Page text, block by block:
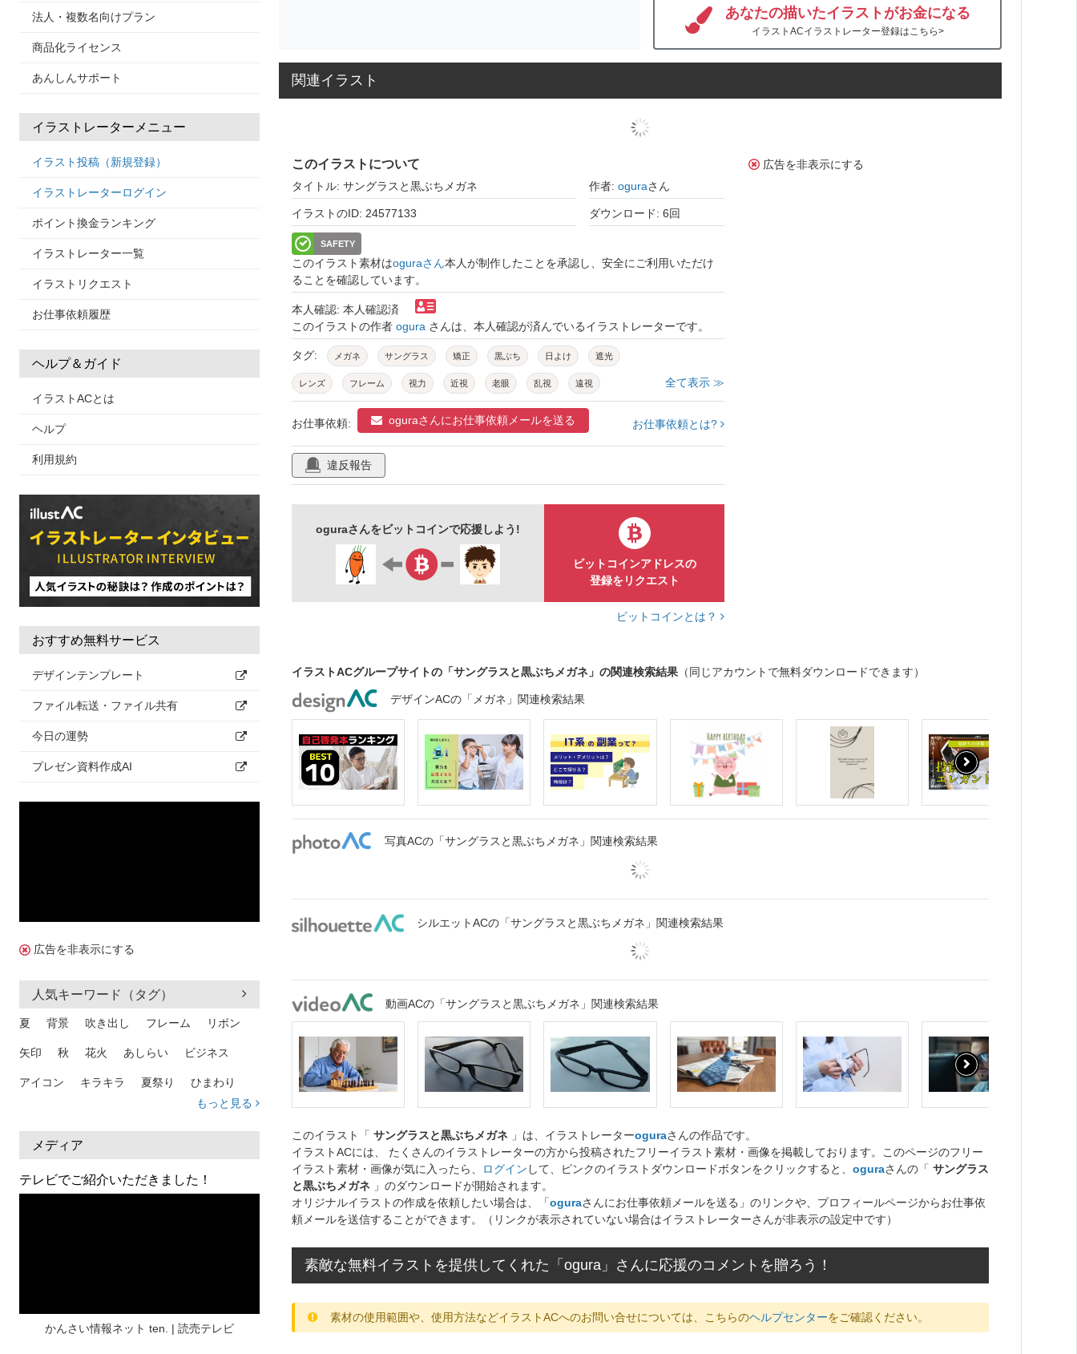
法人・複数名向けプラン
商品化ライセンス
あんしんサポート
イラストレーターメニュー
イラスト投稿（新規登録）
イラストレーターログイン
ポイント換金ランキング
イラストレーター一覧
イラストリクエスト
お仕事依頼履歴
ヘルプ＆ガイド
イラストACとは
ヘルプ
利用規約
おすすめ無料サービス
デザインテンプレート
ファイル転送・ファイル共有
今日の運勢
プレゼン資料作成AI
広告を非表示にする
人気キーワード（タグ）
夏 背景 吹き出し フレーム リボン
矢印 秋 花火 あしらい ビジネス
アイコン キラキラ 夏祭り ひまわり
熱中症
人物 暑中見舞い
日本地図 海
もっと見る
メディア
テレビでご紹介いただきました！
かんさい情報ネット ten. | 読売テレビ
あなたの描いたイラストがお金になる
イラストACイラストレーター登録はこちら>
関連イラスト
このイラストについて
タイトル: サングラスと黒ぶちメガネ 作者: oguraさん
イラストのID: 24577133 ダウンロード: 6回
SAFETY
このイラスト素材はoguraさん本人が制作したことを承認し、安全にご利用いただけ
ることを確認しています。
本人確認: 本人確認済
このイラストの作者 ogura さんは、本人確認が済んでいるイラストレーターです。
タグ: メガネ サングラス 矯正 黒ぶち 日よけ 遮光
レンズ フレーム 視力 近視 老眼 乱視 遠視 全て表示 ≫
お仕事依頼: oguraさんにお仕事依頼メールを送る お仕事依頼とは?
違反報告
oguraさんをビットコインで応援しよう!
ビットコインアドレスの
登録をリクエスト
ビットコインとは？
広告を非表示にする
イラストACグループサイトの「サングラスと黒ぶちメガネ」の関連検索結果 （同じアカウントで無料ダウンロードできます）
デザインACの「メガネ」関連検索結果
写真ACの「サングラスと黒ぶちメガネ」関連検索結果
シルエットACの「サングラスと黒ぶちメガネ」関連検索結果
動画ACの「サングラスと黒ぶちメガネ」関連検索結果
このイラスト「 サングラスと黒ぶちメガネ 」は、イラストレーターoguraさんの作品です。
イラストACには、 たくさんのイラストレーターの方から投稿されたフリーイラスト素材・画像を掲載しております。このページのフリー
イラスト素材・画像が気に入ったら、
ログイン して、ピンクのイラストダウンロードボタンをクリックすると、 oguraさんの「 サングラス
と黒ぶちメガネ 」のダウンロードが開始されます。
オリジナルイラストの作成を依頼したい場合は、「oguraさんにお仕事依頼メールを送る」のリンクや、プロフィールページからお仕事依
頼メールを送信することができます。（リンクが表示されていない場合はイラストレーターさんが非表示の設定中です）
素敵な無料イラストを提供してくれた「ogura」さんに応援のコメントを贈ろう！
素材の使用範囲や、使用方法などイラストACへのお問い合せについては、こちらのヘルプセンターをご確認ください。